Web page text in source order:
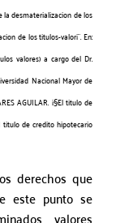
desmaterializacion de los
de los titulos-valor¡¨. En:
valores) a cargo del Dr.
Nacional Mayor de
AGUILAR. ¡§El titulo de
titulo de credito hipotecario
derechos que
este punto se
valores